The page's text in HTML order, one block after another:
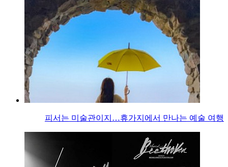
피서는 미술관이지…휴가지에서 만나는 예술 여행